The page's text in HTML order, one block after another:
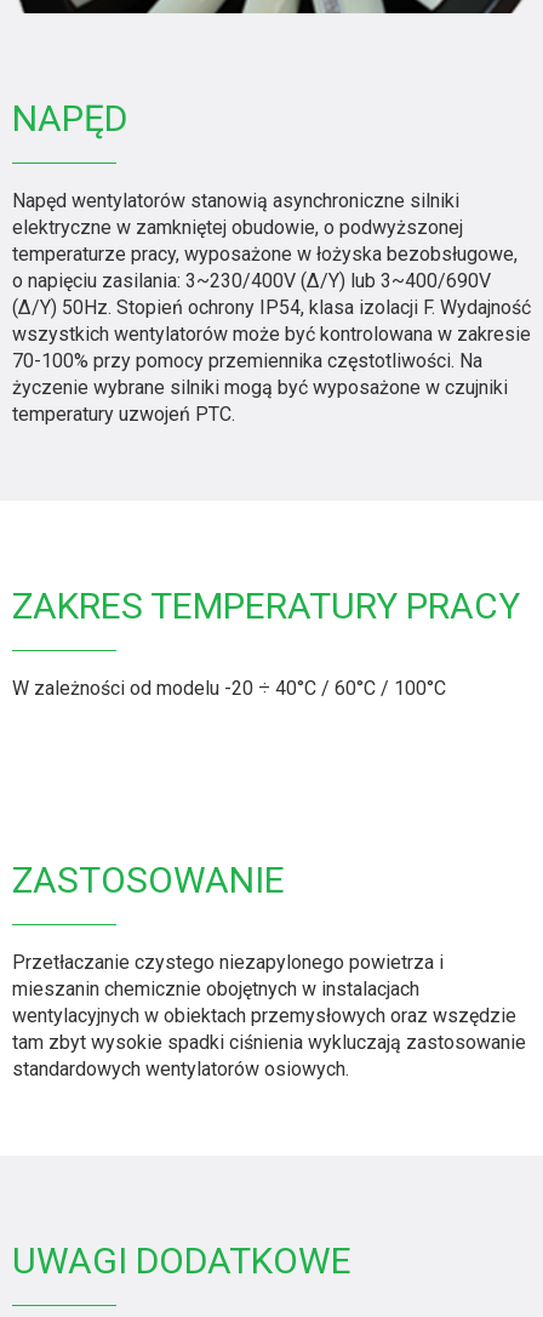
NAPĘD
Napęd wentylatorów stanowią asynchroniczne silniki
elektryczne w zamkniętej obudowie, o podwyższonej
temperaturze pracy, wyposażone w łożyska bezobsługowe,
o napięciu zasilania: 3~230/400V (Δ/Y) lub 3~400/690V
(Δ/Y) 50Hz. Stopień ochrony IP54, klasa izolacji F. Wydajność
wszystkich wentylatorów może być kontrolowana w zakresie
70-100% przy pomocy przemiennika częstotliwości. Na
życzenie wybrane silniki mogą być wyposażone w czujniki
temperatury uzwojeń PTC.
ZAKRES TEMPERATURY PRACY
W zależności od modelu -20 ÷ 40°C / 60°C / 100°C
ZASTOSOWANIE
Przetłaczanie czystego niezapylonego powietrza i
mieszanin chemicznie obojętnych w instalacjach
wentylacyjnych w obiektach przemysłowych oraz wszędzie
tam zbyt wysokie spadki ciśnienia wykluczają zastosowanie
standardowych wentylatorów osiowych.
UWAGI DODATKOWE